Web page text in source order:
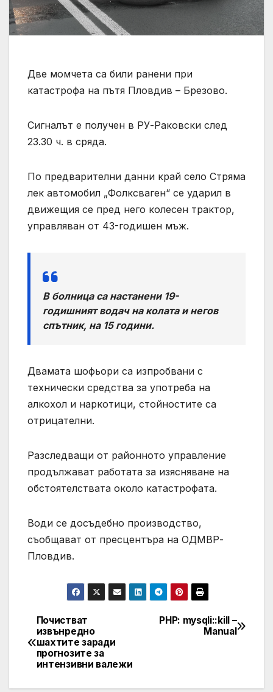
Две момчета са били ранени при
катастрофа на пътя Пловдив – Брезово.
Сигналът е получен в РУ-Раковски след
23.30 ч. в сряда.
По предварителни данни край село Стряма
лек автомобил „Фолксваген“ се ударил в
движещия се пред него колесен трактор,
управляван от 43-годишен мъж.
В болница са настанени 19-
годишният водач на колата и негов
спътник, на 15 години.
Двамата шофьори са изпробвани с
технически средства за употреба на
алкохол и наркотици, стойностите са
отрицателни.
Разследващи от районното управление
продължават работата за изясняване на
обстоятелствата около катастрофата.
Води се досъдебно производство,
съобщават от пресцентъра на ОДМВР-
Пловдив.
Post
navigation
PHP: mysqli::kill –
Manual
Почистват
извънредно
шахтите заради
прогнозите за
интензивни валежи